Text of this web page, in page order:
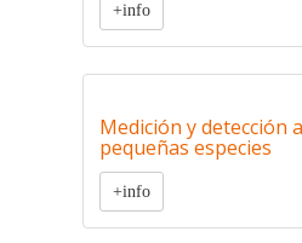
+info
Medición y detección
pequeñas especies
+info